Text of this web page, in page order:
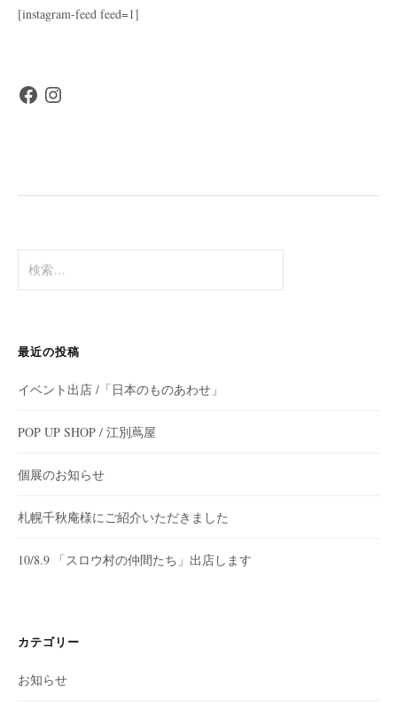
[instagram-feed feed=1]
FacebookInstagram
索:
最近の投稿
イベント出店 /「日本のものあわせ」
POP UP SHOP / 江別蔦屋
個展のお知らせ
札幌千秋庵様にご紹介いただきました
10/8.9 「スロウ村の仲間たち」出店します
カテゴリー
お知らせ